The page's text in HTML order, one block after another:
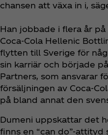
chansen att växa in i,
Han jobbade i flera år
Coca‑Cola Hellenic
flytten till Sverige för
sin karriär och började
Partners, som ansvarar
försäljningen av
på bland annat den
Dumeni uppskattar det
finns en “can do”-